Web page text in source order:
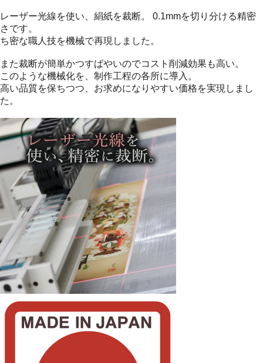
レーザー光線を使い、絹紙を裁断。 0.1mmを切り分ける精密
さです。
ち密な職人技を機械で再現しました。
また裁断が簡単かつすばやいのでコスト削減効果も高い。
このような機械化を、制作工程の各所に導入。
高い品質を保ちつつ、お求めになりやすい価格を実現しまし
た。